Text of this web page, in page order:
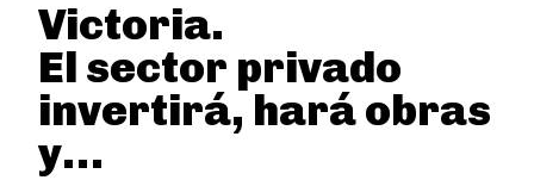
Victoria.
El sector privado
invertirá, hará obras
y…